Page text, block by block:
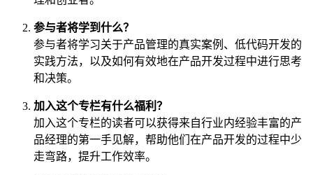
参与者将学到什么？
参与者将学习关于产品管理的真实案例、低代码开发的
实践方法，以及如何有效地在产品开发过程中进行思考
和决策。
加入这个专栏有什么福利？
加入这个专栏的读者可以获得来自行业内经验丰富的产
品经理的第一手见解，帮助他们在产品开发的过程中少
走弯路，提升工作效率。